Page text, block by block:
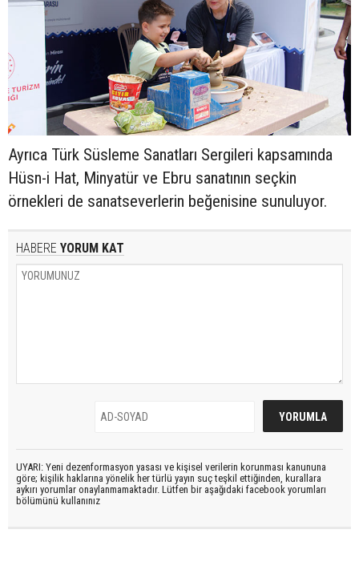
Ayrıca Türk Süsleme Sanatları Sergileri kapsamında
Hüsn-i Hat, Minyatür ve Ebru sanatının seçkin
örnekleri de sanatseverlerin beğenisine sunuluyor.
HABERE YORUM KAT
UYARI: Yeni dezenformasyon yasası ve kişisel verilerin korunması kanununa
göre; kişilik haklarına yönelik her türlü yayın suç teşkil ettiğinden, kurallara
aykırı yorumlar onaylanmamaktadır. Lütfen bir aşağıdaki facebook yorumları
bölümünü kullanınız